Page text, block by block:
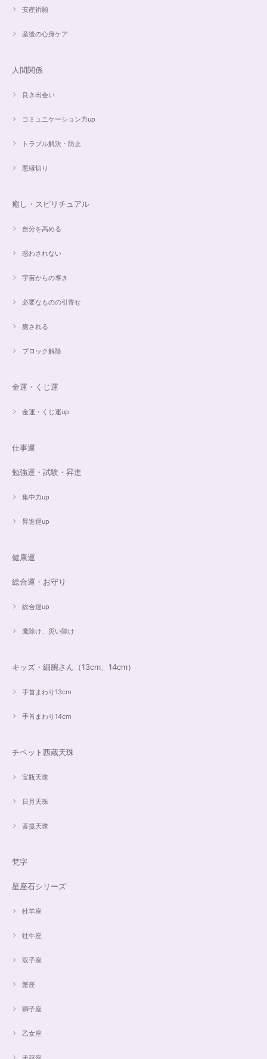
安産祈願
産後の心身ケア
人間関係
良き出会い
コミュニケーション力up
トラブル解決・防止
悪縁切り
癒し・スピリチュアル
自分を高める
惑わされない
宇宙からの導き
必要なものの引寄せ
癒される
ブロック解除
金運・くじ運
金運・くじ運up
仕事運
勉強運・試験・昇進
集中力up
昇進運up
健康運
総合運・お守り
総合運up
魔除け、災い除け
キッズ・細腕さん（13cm、14cm）
手首まわり13cm
手首まわり14cm
チベット西蔵天珠
宝瓶天珠
日月天珠
菩提天珠
梵字
星座石シリーズ
牡羊座
牡牛座
双子座
蟹座
獅子座
乙女座